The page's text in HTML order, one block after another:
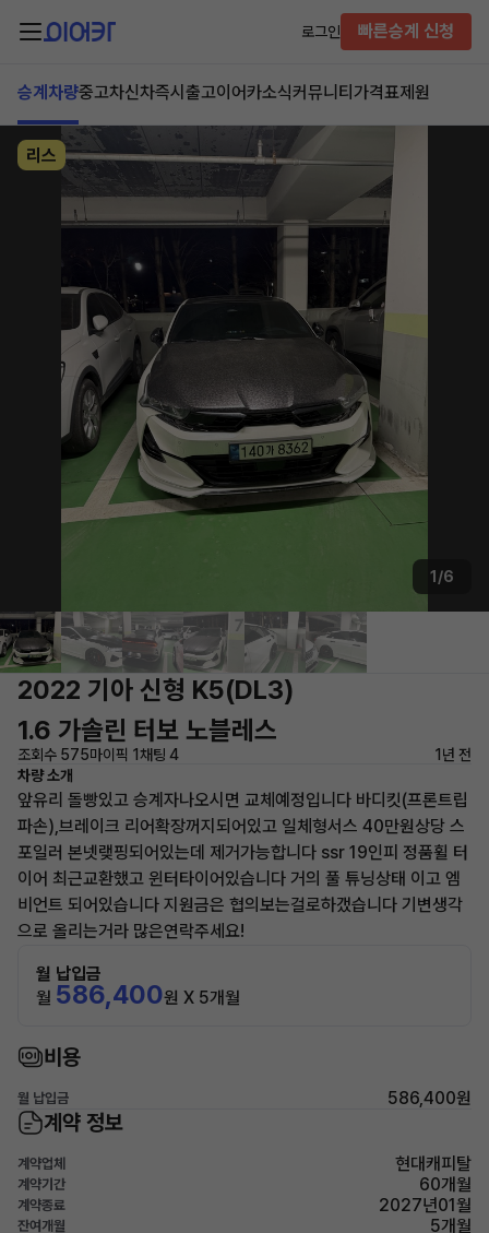
로그인 빠른승계 신청
승계차량중고차신차즉시출고이어카소식커뮤니티 가격표제원
리스
1/6
2022 기아 신형 K5(DL3)
1.6 가솔린 터보 노블레스
조회수 575마이픽 1채팅 4
1년 전
차량 소개
앞유리 돌빵있고 승계자나오시면 교체예정입니다 바디킷(프론트립
파손),브레이크 리어확장꺼지되어있고 일체형서스 40만원상당 스
포일러 본넷랮핑되어있는데 제거가능합니다 ssr 19인피 정품휠 터
이어 최근교환했고 윈터타이어있습니다 거의 풀 튜닝상태 이고 엠
비언트 되어있습니다 지원금은 협의보는걸로하갰습니다 기변생각
으로 올리는거라 많은연락주세요!
월 납입금
월 586,400원 X 5개월
비용
월 납입금 586,400원
계약 정보
계약업체 현대캐피탈
계약기간 60개월
계약종료 2027년01월
잔여개월 5개월